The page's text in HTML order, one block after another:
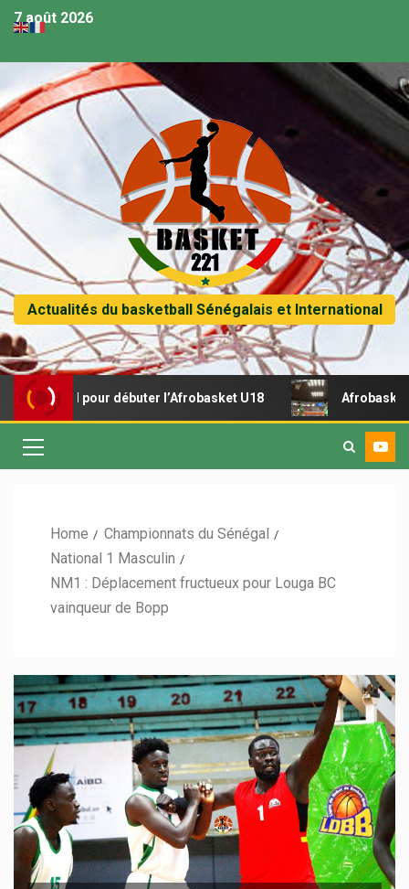
7 août 2026
Actualités du basketball Sénégalais et International
pour débuter l’Afrobasket U18 Afrobasket U18 –
Home
Championnats du Sénégal
National 1 Masculin
NM1 : Déplacement fructueux pour Louga BC
vainqueur de Bopp